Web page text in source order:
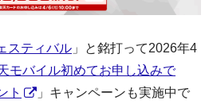
スティバル 」と銘打って2026年4
モバイル初めてお申し込みで
ト
」キャンペーンも実施中で